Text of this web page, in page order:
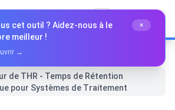
Français
spécialisés
de THR - Temps de Rétention
pour Systèmes de Traitement
cet outil ? Aidez-nous à le
meilleur !
×
→